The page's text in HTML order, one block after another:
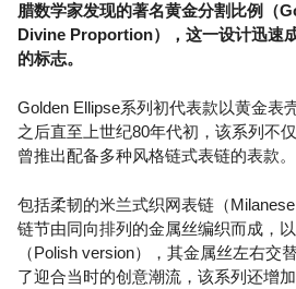
腊数学家发现的著名黄金分割比例（
Divine Proportion），这一设计迅速
的标志。
Golden Ellipse系列初代表款以黄金表
之后直至上世纪80年代初，该系列不
曾推出配备多种风格链式表链的表款。
包括柔韧的米兰式织网表链（
链节由同向排列的金属丝编织而成，
（Polish version），其金属丝左右交
了迎合当时的创意潮流，该系列还增